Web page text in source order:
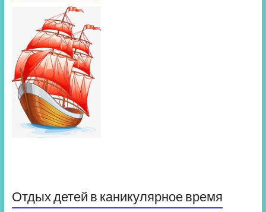
Отдых детей в каникулярное время